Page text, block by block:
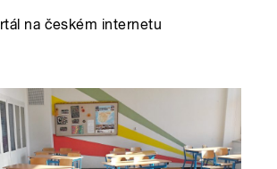
na českém internetu